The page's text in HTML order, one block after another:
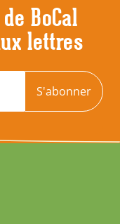
BoCal
lettres
S'abonner